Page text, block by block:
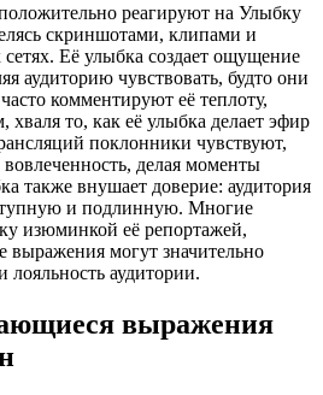
реагируют на Улыбку
скриншотами, клипами и
Её улыбка создает ощущение
аудиторию чувствовать, будто они
комментируют её теплоту,
то, как её улыбка делает эфир
поклонники чувствуют,
делая моменты
также внушает доверие: аудитория
и подлинную. Многие
изюминкой её репортажей,
выражения могут значительно
лояльность аудитории.
выражения